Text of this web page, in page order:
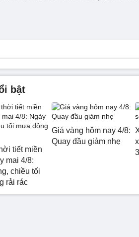
bật
tiết miền
mai 4/8:
chiều tối
rải rác
Giá vàng hôm nay 4/8:
Quay đầu giảm nhẹ